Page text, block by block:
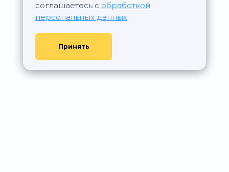
соглашаетесь с обработкой
персональных данных.
Принять